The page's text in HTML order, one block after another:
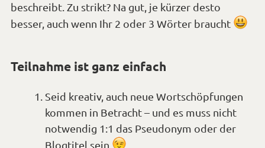
beschreibt. Zu strikt? Na gut, je kürzer desto
besser, auch wenn Ihr 2 oder 3 Wörter braucht
Teilnahme ist ganz einfach
Seid kreativ, auch neue Wortschöpfungen
kommen in Betracht – und es muss nicht
notwendig 1:1 das Pseudonym oder der
Blogtitel sein